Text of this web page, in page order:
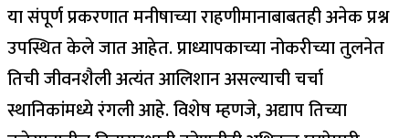
या संपूर्ण प्रकरणात मनीषाच्या राहणीमानाबाबतही अनेक प्रश्न
उपस्थित केले जात आहेत. प्राध्यापकाच्या नोकरीच्या तुलनेत
तिची जीवनशैली अत्यंत आलिशान असल्याची चर्चा
स्थानिकांमध्ये रंगली आहे. विशेष म्हणजे, अद्याप तिच्या